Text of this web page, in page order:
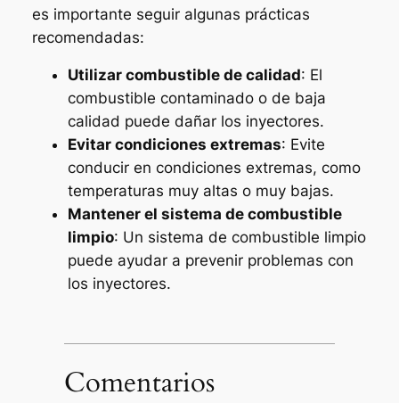
es importante seguir algunas prácticas
recomendadas:
Utilizar combustible de calidad: El
combustible contaminado o de baja
calidad puede dañar los inyectores.
Evitar condiciones extremas: Evite
conducir en condiciones extremas, como
temperaturas muy altas o muy bajas.
Mantener el sistema de combustible
limpio: Un sistema de combustible limpio
puede ayudar a prevenir problemas con
los inyectores.
Comentarios